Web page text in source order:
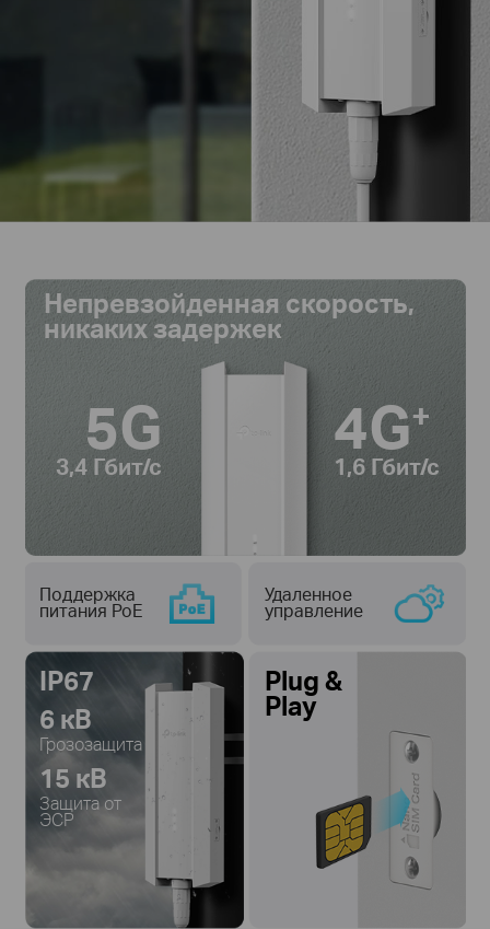
Непревзойденная скорость,
никаких задержек
5G
3,4 Гбит/с
4G+
1,6 Гбит/с
IP67
6 кВ
Грозозащита
15 кВ
Защита от
ЭСР
Plug &
Play
Поддержка
питания PoE
Удаленное
управление